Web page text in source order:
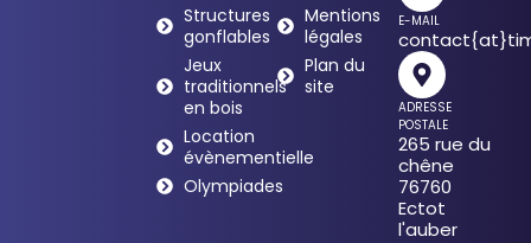
Structures
gonflables
Jeux
traditionnels
en bois
Location
évènementielle
Olympiades
Mentions
légales
Plan du
site
E-MAIL
ADRESSE
POSTALE
265 rue du
chêne
76760
Ectot
l'auber